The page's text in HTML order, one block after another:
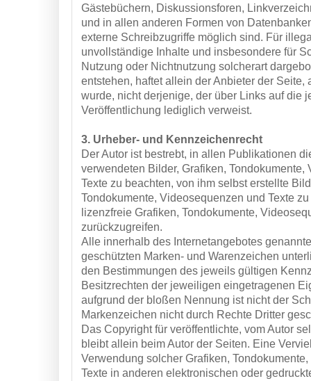
Gästebüchern, Diskussionsforen,
und in allen anderen Formen von
externe Schreibzugriffe möglich sind. Für
unvollständige Inhalte und insbesondere für
Nutzung oder Nichtnutzung solcherart
entstehen, haftet allein der Anbieter der Seite,
wurde, nicht derjenige, der über Links auf die
Veröffentlichung lediglich verweist.
3. Urheber- und Kennzeichenrecht
Der Autor ist bestrebt, in allen Publikationen
verwendeten Bilder, Grafiken, Tondokumente,
Texte zu beachten, von ihm selbst erstellte
Tondokumente, Videosequenzen und Texte
lizenzfreie Grafiken, Tondokumente,
zurückzugreifen.
Alle innerhalb des Internetangebotes
geschützten Marken- und Warenzeichen
den Bestimmungen des jeweils gültigen
Besitzrechten der jeweiligen eingetragenen
aufgrund der bloßen Nennung ist nicht der
Markenzeichen nicht durch Rechte Dritter
Das Copyright für veröffentlichte, vom Autor
bleibt allein beim Autor der Seiten. Eine
Verwendung solcher Grafiken,
Texte in anderen elektronischen oder